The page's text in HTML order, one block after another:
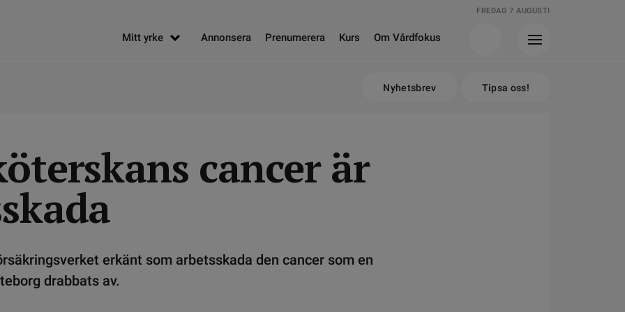
FREDAG 7 AUGUSTI
Mitt yrke Annonsera Prenumerera Kurs Om Vårdfokus
Nyhetsbrev Tipsa oss!
cancer är
erkänt som arbetsskada den cancer som en
drabbats av.